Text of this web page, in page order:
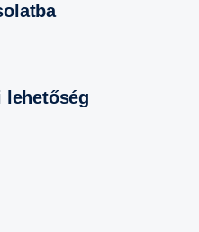
lehetőség